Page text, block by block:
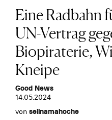
Eine Radbahn
UN-Vertrag
Biopiraterie,
Kneipe
Good News
14.05.2024
von selinamahoche